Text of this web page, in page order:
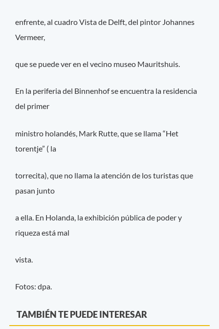
enfrente, al cuadro Vista de Delft, del pintor Johannes
Vermeer,
que se puede ver en el vecino museo Mauritshuis.
En la periferia del Binnenhof se encuentra la residencia
del primer
ministro holandés, Mark Rutte, que se llama “Het
torentje” ( la
torrecita), que no llama la atención de los turistas que
pasan junto
a ella. En Holanda, la exhibición pública de poder y
riqueza está mal
vista.
Fotos: dpa.
TAMBIÉN TE PUEDE INTERESAR